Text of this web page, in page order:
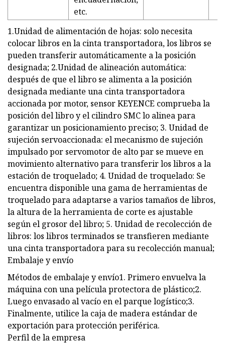
etc.
1.Unidad de alimentación de hojas: solo necesita
colocar libros en la cinta transportadora, los libros se
pueden transferir automáticamente a la posición
designada; 2.Unidad de alineación automática:
después de que el libro se alimenta a la posición
designada mediante una cinta transportadora
accionada por motor, sensor KEYENCE comprueba la
posición del libro y el cilindro SMC lo alinea para
garantizar un posicionamiento preciso; 3. Unidad de
sujeción servoaccionada: el mecanismo de sujeción
impulsado por servomotor de alto par se mueve en
movimiento alternativo para transferir los libros a la
estación de troquelado; 4. Unidad de troquelado: Se
encuentra disponible una gama de herramientas de
troquelado para adaptarse a varios tamaños de libros,
la altura de la herramienta de corte es ajustable
según el grosor del libro; 5. Unidad de recolección de
libros: los libros terminados se transfieren mediante
una cinta transportadora para su recolección manual;
Embalaje y envío
Métodos de embalaje y envío1. Primero envuelva la
máquina con una película protectora de plástico;2.
Luego envasado al vacío en el parque logístico;3.
Finalmente, utilice la caja de madera estándar de
exportación para protección periférica.
Perfil de la empresa